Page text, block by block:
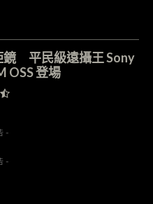
鏡 平民級遠攝王 Sony
OSS 登場
-
-